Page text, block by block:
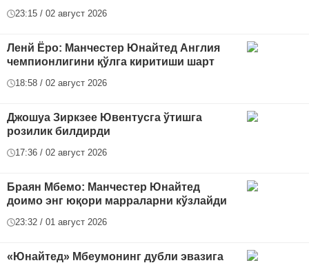
23:15 / 02 август 2026
Ленй Ёро: Манчестер Юнайтед Англия
чемпионлигини қўлга киритиши шарт
18:58 / 02 август 2026
Джошуа Зиркзее Ювентусга ўтишга
розилик билдирди
17:36 / 02 август 2026
Браян Мбемо: Манчестер Юнайтед
доимо энг юқори марраларни кўзлайди
23:32 / 01 август 2026
«Юнайтед» Мбеумонинг дубли эвазига